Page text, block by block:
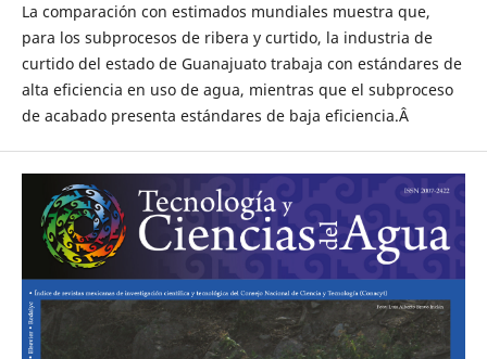
La comparación con estimados mundiales muestra que,
para los subprocesos de ribera y curtido, la industria de
curtido del estado de Guanajuato trabaja con estándares de
alta eficiencia en uso de agua, mientras que el subproceso
de acabado presenta estándares de baja eficiencia.Â